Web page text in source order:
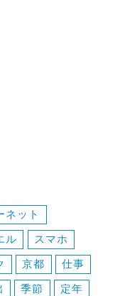
ネット
ル
スマホ
京都
仕事
季節
定年